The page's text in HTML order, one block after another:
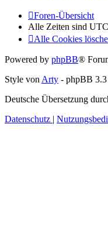
Foren-Übersicht
Alle Zeiten sind
Alle Cookies
Powered by phpBB®
Style vonArty - phpBB
Deutsche Übersetzung
Datenschutz |